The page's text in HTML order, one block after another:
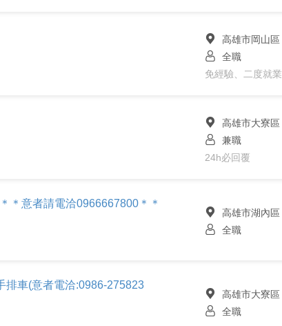
高雄市岡山區
全職
免經驗、二度就業
高雄市大寮區
兼職
24h必回覆
＊意者請電洽0966667800＊＊
高雄市湖內區
全職
排車(意者電洽:0986-275823
高雄市大寮區
全職